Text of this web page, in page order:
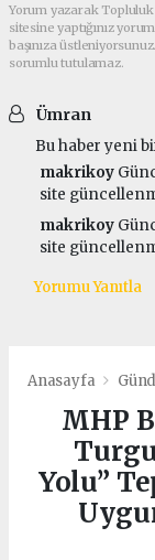
Yorum yazarak
sitesine yaptığınız
başınıza
sorumlu tutulamaz.
Ümran
Bu haber yeni
makrikoy
site
makrikoy
site
Yorumu Yanıtla
Anasayfa
MHP
Yolu”